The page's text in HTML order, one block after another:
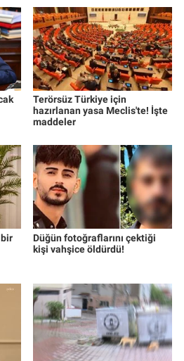
Terörsüz Türkiye için
hazırlanan yasa Meclis'te! İşte
maddeler
Düğün fotoğraflarını çektiği
kişi vahşice öldürdü!